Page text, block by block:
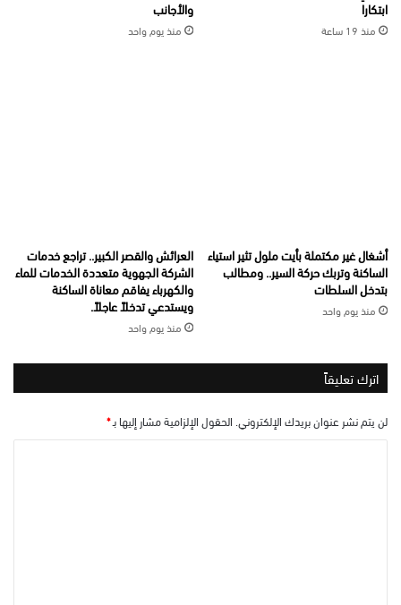
ابتكارا
منذ 19 ساعة
والأجانب
منذ يوم واحد
أشغال غير مكتملة بأيت ملول تثير استياء
الساكنة وتربك حركة السير.. ومطالب
بتدخل السلطات
منذ يوم واحد
العرائش والقصر الكبير.. تراجع خدمات
الشركة الجهوية متعددة الخدمات للماء
والكهرباء يفاقم معاناة الساكنة
ويستدعي تدخلاً عاجلاً.
منذ يوم واحد
اترك تعليقاً
لن يتم نشر عنوان بريدك الإلكتروني. الحقول الإلزامية مشار إليها بـ*